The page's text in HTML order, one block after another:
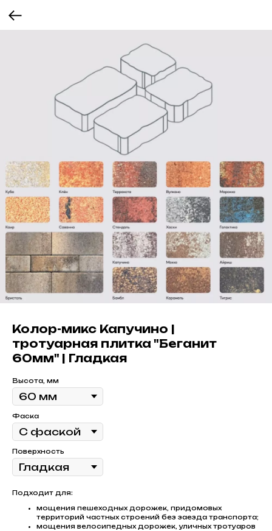
Колор-микс Капучино |
тротуарная плитка "Беганит
60мм" | Гладкая
Высота, мм
Фаска
Поверхность
Подходит для:
мощения пешеходных дорожек, придомовых
территорий частных строений без заезда транспорта;
мощения велосипедных дорожек, уличных тротуаров